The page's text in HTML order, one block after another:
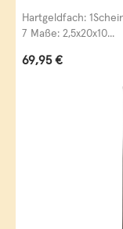
Leder
Hartgeldfach:
7 Maße: 2,5x20x10...
Regulärer Preis:
69,95 €